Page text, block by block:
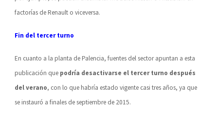
factorías de Renault o viceversa.
Fin del tercer turno
En cuanto a la planta de Palencia, fuentes del sector apuntan a esta
publicación que podría desactivarse el tercer turno después
del verano, con lo que habría estado vigente casi tres años, ya que
se instauró a finales de septiembre de 2015.